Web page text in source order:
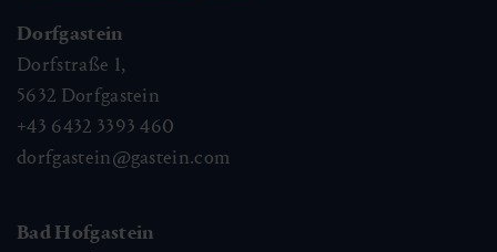
Dorfgastein
Dorfstraße 1,
5632 Dorfgastein
+43 6432 3393 460
dorfgastein@gastein.com
Bad Hofgastein